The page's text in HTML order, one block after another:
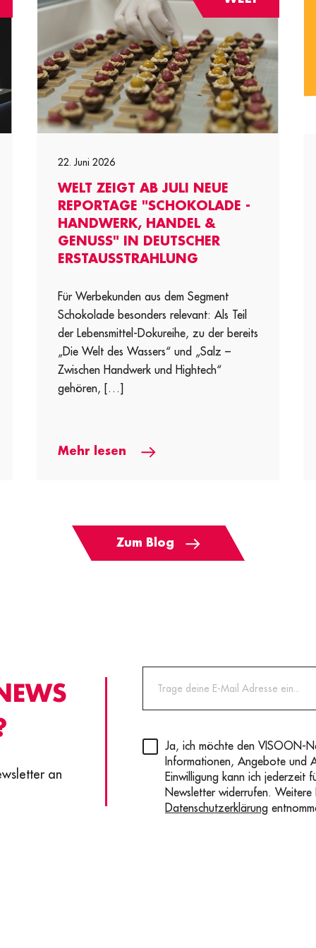
22. Juni 2026
WELT ZEIGT AB JULI NEUE
REPORTAGE "SCHOKOLADE -
HANDWERK, HANDEL &
GENUSS" IN DEUTSCHER
ERSTAUSSTRAHLUNG
Für Werbekunden aus dem Segment
Schokolade besonders relevant: Als Teil
der Lebensmittel-Dokureihe, zu der bereits
„Die Welt des Wassers“ und „Salz –
Zwischen Handwerk und Hightech“
gehören, […]
Mehr lesen
Zum Blog
an
Privacy(erforderlich)
Ja, ich möchte den VISOON-
Informationen, Angebote und
Einwilligung kann ich jederzeit
Newsletter widerrufen.
Datenschutzerklärung